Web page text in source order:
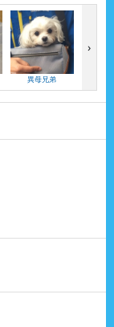
異母兄弟
›